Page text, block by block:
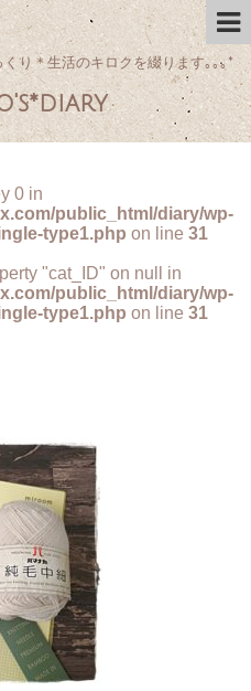
り＊生活のキロクを綴ります｡｡｡*
0 in
public_html/diary/wp-
type1.php on line 31
"cat_ID" on null in
public_html/diary/wp-
type1.php on line 31